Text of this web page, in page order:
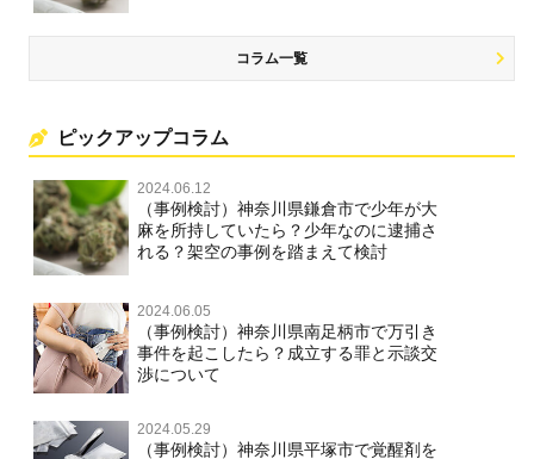
コラム一覧
ピックアップコラム
2024.06.12
（事例検討）神奈川県鎌倉市で少年が大
麻を所持していたら？少年なのに逮捕さ
れる？架空の事例を踏まえて検討
2024.06.05
（事例検討）神奈川県南足柄市で万引き
事件を起こしたら？成立する罪と示談交
渉について
2024.05.29
（事例検討）神奈川県平塚市で覚醒剤を